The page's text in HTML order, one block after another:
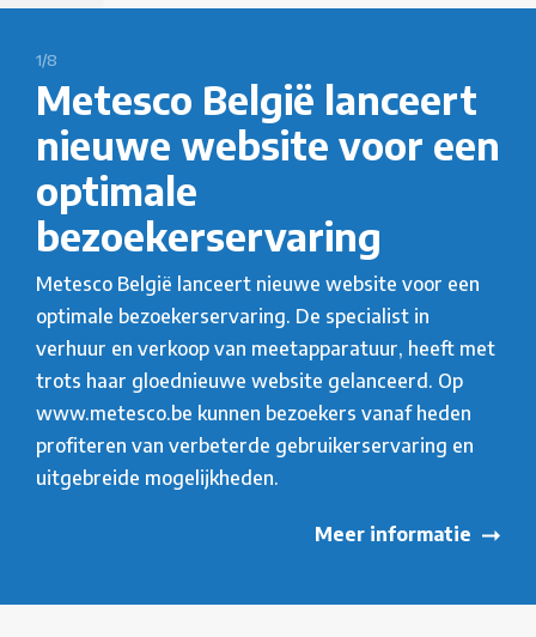
België lanceert
website voor een
België lanceert nieuwe website voor een
bezoekerservaring. De specialist in
en verkoop van meetapparatuur, heeft met
gloednieuwe website gelanceerd. Op
kunnen bezoekers vanaf heden
van verbeterde gebruikerservaring en
mogelijkheden.
Meer informatie